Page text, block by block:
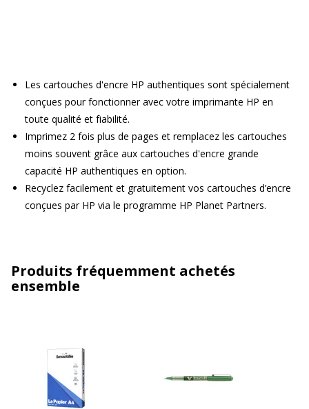
Les cartouches d'encre HP authentiques sont spécialement
conçues pour fonctionner avec votre imprimante HP en
toute qualité et fiabilité.
Imprimez 2 fois plus de pages et remplacez les cartouches
moins souvent grâce aux cartouches d'encre grande
capacité HP authentiques en option.
Recyclez facilement et gratuitement vos cartouches d’encre
conçues par HP via le programme HP Planet Partners.
Produits fréquemment achetés
ensemble